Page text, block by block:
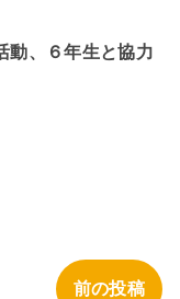
動、６年生と協力
前の投稿